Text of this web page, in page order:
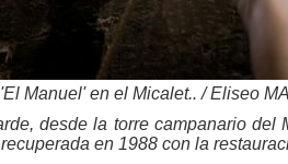
Manuel' en el Micalet.. / Eliseo
desde la torre campanario
en 1988 con la